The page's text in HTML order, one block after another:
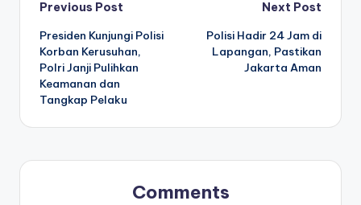
Post
navigation
Previous Post
Presiden Kunjungi Polisi
Korban Kerusuhan,
Polri Janji Pulihkan
Keamanan dan
Tangkap Pelaku
Next Post
Polisi Hadir 24 Jam di
Lapangan, Pastikan
Jakarta Aman
Comments